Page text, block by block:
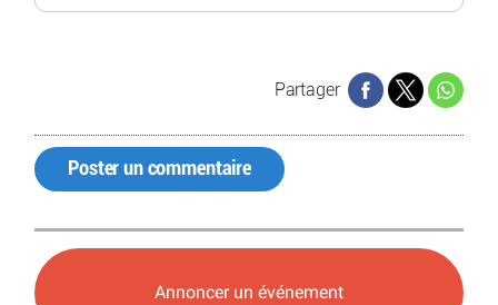
Partager
Poster un commentaire
Annoncer un événement